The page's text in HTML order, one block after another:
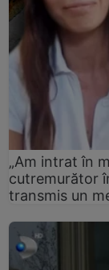
„Am intrat în
cutremurător
transmis un